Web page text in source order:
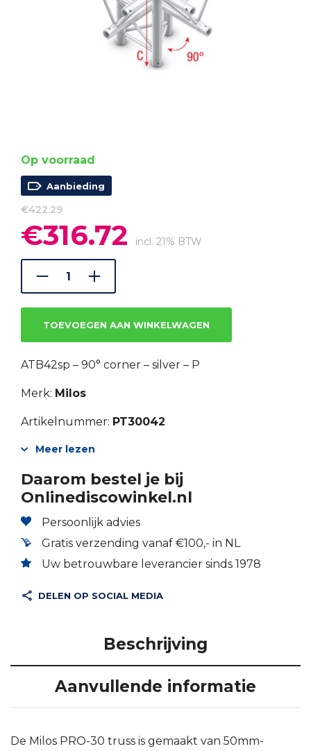
Op voorraad
Aanbieding
€422.29
Oorspronkelijke
prijs
was:
€422.29.
€316.72 prijs
incl. 21% BTW
TOEVOEGEN AAN WINKELWAGEN
ATB42sp – 90° corner – silver – P
Merk: Milos
Artikelnummer: PT30042
Meer lezen
Daarom bestel je bij
Onlinediscowinkel.nl
Persoonlijk advies
Gratis verzending vanaf €100,- in NL
Uw betrouwbare leverancier sinds 1978
DELEN OP SOCIAL MEDIA
Beschrijving
Aanvullende informatie
De Milos PRO-30 truss is gemaakt van 50mm-